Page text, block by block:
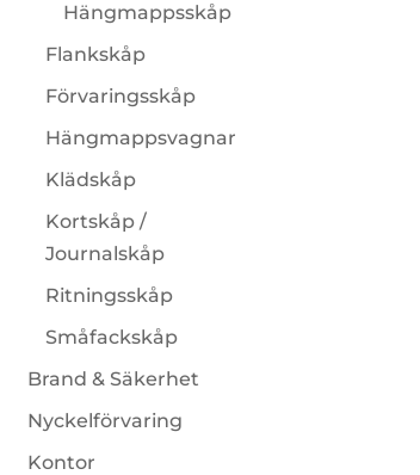
Hängmappsskåp
Flankskåp
Förvaringsskåp
Hängmappsvagnar
Klädskåp
Kortskåp /
Journalskåp
Ritningsskåp
Småfackskåp
Brand & Säkerhet
Nyckelförvaring
Kontor